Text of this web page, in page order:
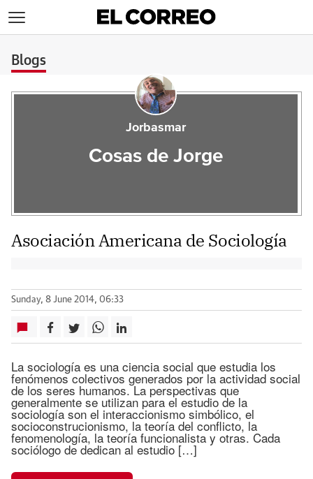
Blogs
Jorbasmar
Cosas de Jorge
Asociación Americana de Sociología
Sunday, 8 June 2014, 06:33
La sociología es una ciencia social que estudia los
fenómenos colectivos generados por la actividad social
de los seres humanos. La perspectivas que
generalmente se utilizan para el estudio de la
sociología son el interaccionismo simbólico, el
socioconstrucionismo, la teoría del conflicto, la
fenomenología, la teoría funcionalista y otras. Cada
sociólogo de dedican al estudio […]